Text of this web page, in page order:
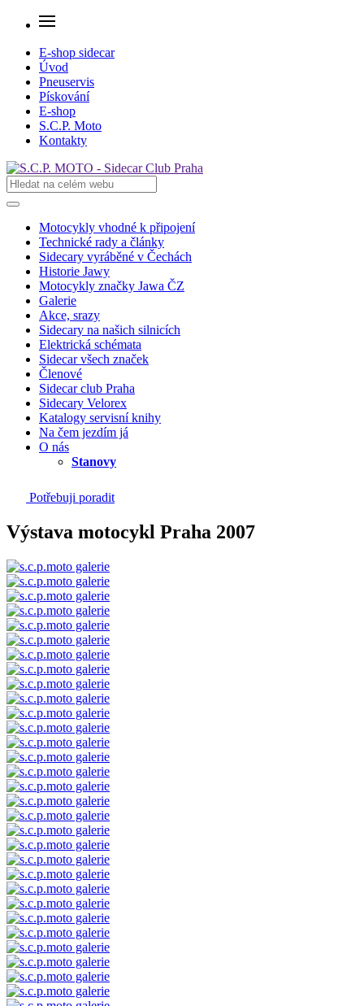
E-shop sidecar
Úvod
Pneuservis
Pískování
E-shop
S.C.P. Moto
Kontakty
Motocykly vhodné k připojení
Technické rady a články
Sidecary vyráběné v Čechách
Historie Jawy
Motocykly značky Jawa ČZ
Galerie
Akce, srazy
Sidecary na našich silnicích
Elektrická schémata
Sidecar všech značek
Členové
Sidecar club Praha
Sidecary Velorex
Katalogy servisní knihy
Na čem jezdím já
O nás
Stanovy
Potřebuji poradit
Výstava motocykl Praha 2007